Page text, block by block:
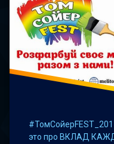
это про ВКЛАД